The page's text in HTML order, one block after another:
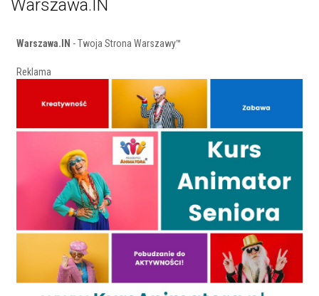
Warszawa.IN
Warszawa.IN - Twoja Strona Warszawy™
Reklama